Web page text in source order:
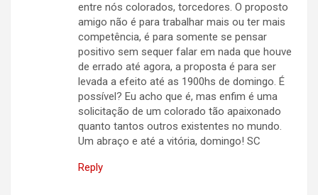
entre nós colorados, torcedores. O proposto
amigo não é para trabalhar mais ou ter mais
competência, é para somente se pensar
positivo sem sequer falar em nada que houve
de errado até agora, a proposta é para ser
levada a efeito até as 1900hs de domingo. É
possível? Eu acho que é, mas enfim é uma
solicitação de um colorado tão apaixonado
quanto tantos outros existentes no mundo.
Um abraço e até a vitória, domingo! SC
Reply